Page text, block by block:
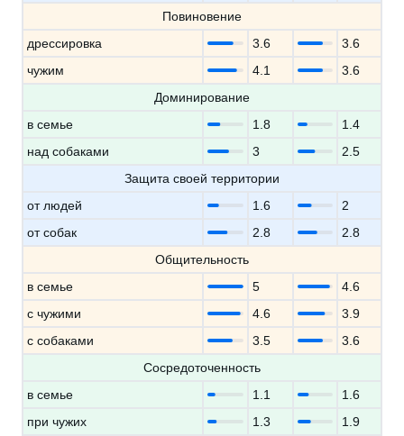
Повиновение
дрессировка
3.6
3.6
чужим
4.1
3.6
Доминирование
в семье
1.8
1.4
над собаками
3
2.5
Защита своей территории
от людей
1.6
2
от собак
2.8
2.8
Общительность
в семье
5
4.6
с чужими
4.6
3.9
с собаками
3.5
3.6
Сосредоточенность
в семье
1.1
1.6
при чужих
1.3
1.9